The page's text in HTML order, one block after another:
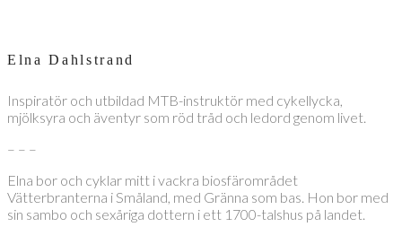
Elna Dahlstrand
Inspiratör och utbildad MTB-instruktör med cykellycka,
mjölksyra och äventyr som röd tråd och ledord genom livet.
– – –
Elna bor och cyklar mitt i vackra biosfärområdet
Vätterbranterna i Småland, med Gränna som bas. Hon bor med
sin sambo och sexåriga dottern i ett 1700-talshus på landet.